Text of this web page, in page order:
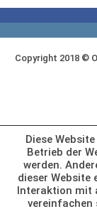
Copyright 2018 ©
Diese
Betrieb der
werden.
dieser Website
Interaktion mit
vereinfachen